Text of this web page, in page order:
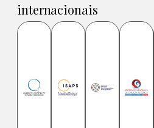
internacionais